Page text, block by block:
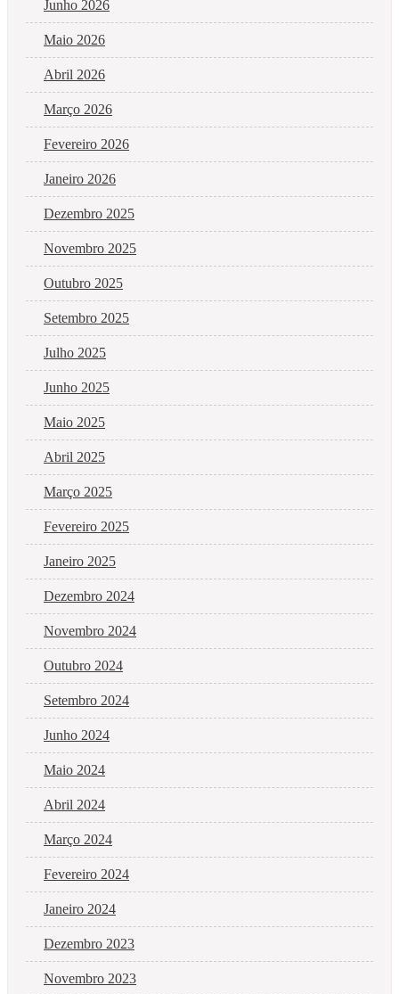
Junho 2026
Maio 2026
Abril 2026
Março 2026
Fevereiro 2026
Janeiro 2026
Dezembro 2025
Novembro 2025
Outubro 2025
Setembro 2025
Julho 2025
Junho 2025
Maio 2025
Abril 2025
Março 2025
Fevereiro 2025
Janeiro 2025
Dezembro 2024
Novembro 2024
Outubro 2024
Setembro 2024
Junho 2024
Maio 2024
Abril 2024
Março 2024
Fevereiro 2024
Janeiro 2024
Dezembro 2023
Novembro 2023